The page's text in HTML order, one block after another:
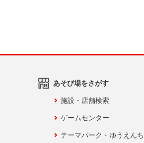
あそび場をさがす
施設・店舗検索
ゲームセンター
テーマパーク・ゆうえんち